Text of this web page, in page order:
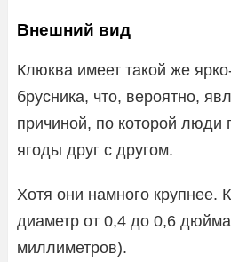
Внешний вид
Клюква имеет такой же
брусника, что, вероятно,
причиной, по которой люди
ягоды друг с другом.
Хотя они намного крупнее.
диаметр от 0,4 до 0,6
миллиметров).